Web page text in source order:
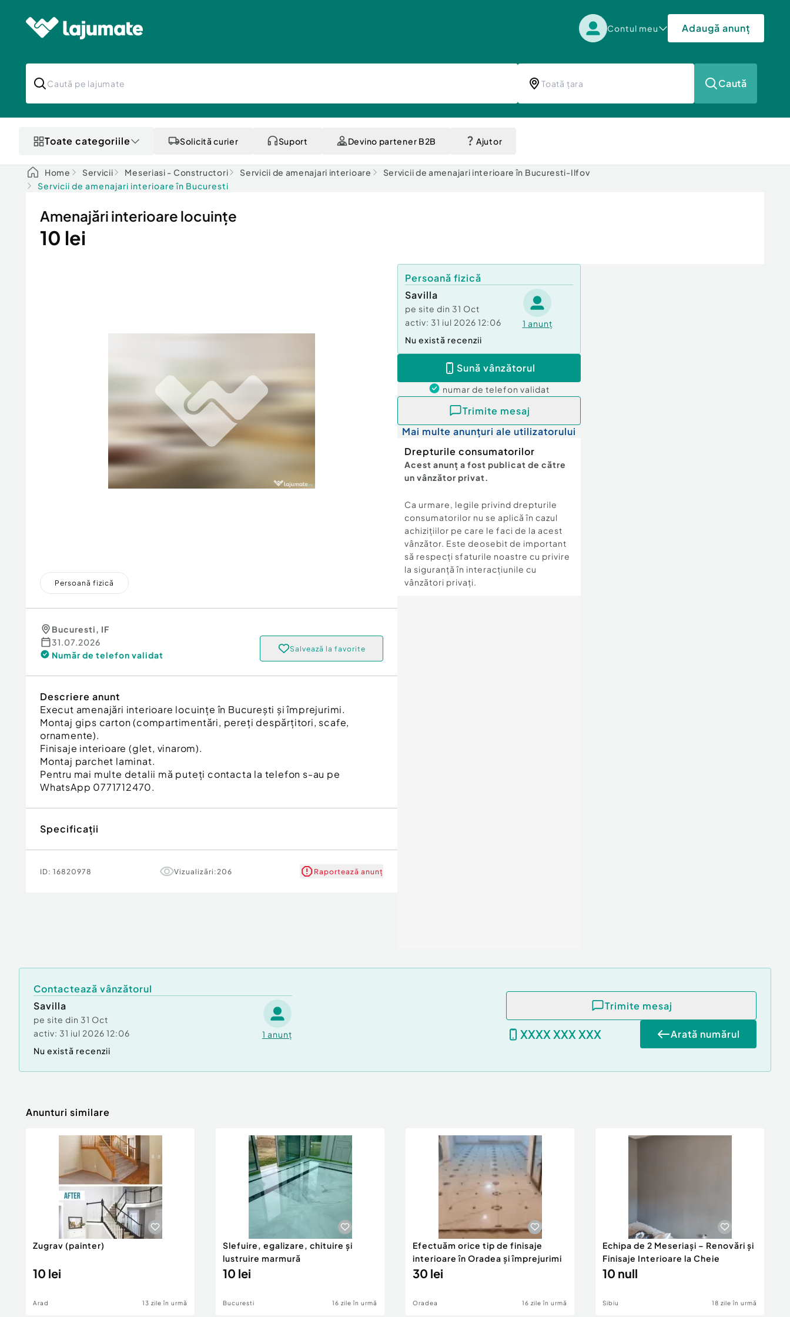
Contul meu Adaugă anunț
Caută
Toate categoriile Solicită curier Suport Devino partener B2B Ajutor
Home Servicii Meseriasi - Constructori Servicii de amenajari interioare
Servicii de amenajari interioare în Bucuresti-Ilfov
Servicii de amenajari interioare în Bucuresti
Amenajări interioare locuințe
10 lei
Persoană fizică
Bucuresti, IF
31.07.2026
Număr de telefon validat
Salvează la favorite
Descriere anunt
Execut amenajări interioare locuințe în București și împrejurimi.
Montaj gips carton (compartimentări, pereți despărțitori, scafe,
ornamente).
Finisaje interioare (glet, vinarom).
Montaj parchet laminat.
Pentru mai multe detalii mă puteți contacta la telefon s-au pe
WhatsApp 0771712470.
Specificații
ID: 16820978 Vizualizări: 206 Raportează anunț
Persoană fizică
Savilla
pe site din 31 Oct
activ: 31 iul 2026 12:06 1 anunț
Nu există recenzii
Sună vânzătorul
numar de telefon validat
Trimite mesaj
Mai multe anunțuri ale utilizatorului
Drepturile consumatorilor
Acest anunț a fost publicat de către
un vânzător privat.
Ca urmare, legile privind drepturile
consumatorilor nu se aplică în cazul
achizițiilor pe care le faci de la acest
vânzător. Este deosebit de important
să respecți sfaturile noastre cu privire
la siguranță în interacțiunile cu
vânzători privați.
Contactează vânzătorul
Savilla
pe site din 31 Oct
activ: 31 iul 2026 12:06 1 anunț
Nu există recenzii
Trimite mesaj
XXXX XXX XXX Arată numărul
Anunturi similare
Zugrav (painter)
10 lei
Arad 13 zile în urmă
Slefuire, egalizare, chituire și
lustruire marmură
10 lei
Bucuresti 16 zile în urmă
Efectuăm orice tip de finisaje
interioare în Oradea și împrejurimi
30 lei
Oradea 16 zile în urmă
Echipa de 2 Meseriași – Renovări și
Finisaje Interioare la Cheie
10 null
Sibiu 18 zile în urmă